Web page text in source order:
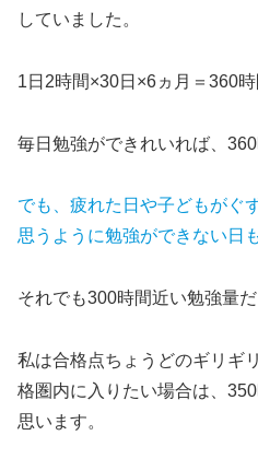
していました。
1日2時間×30日×6ヵ月＝360時
毎日勉強ができれいれば、
でも、疲れた日や子どもがぐ
思うように勉強ができない日
それでも300時間近い勉強量だ
私は合格点ちょうどのギリギ
格圏内に入りたい場合は、
思います。